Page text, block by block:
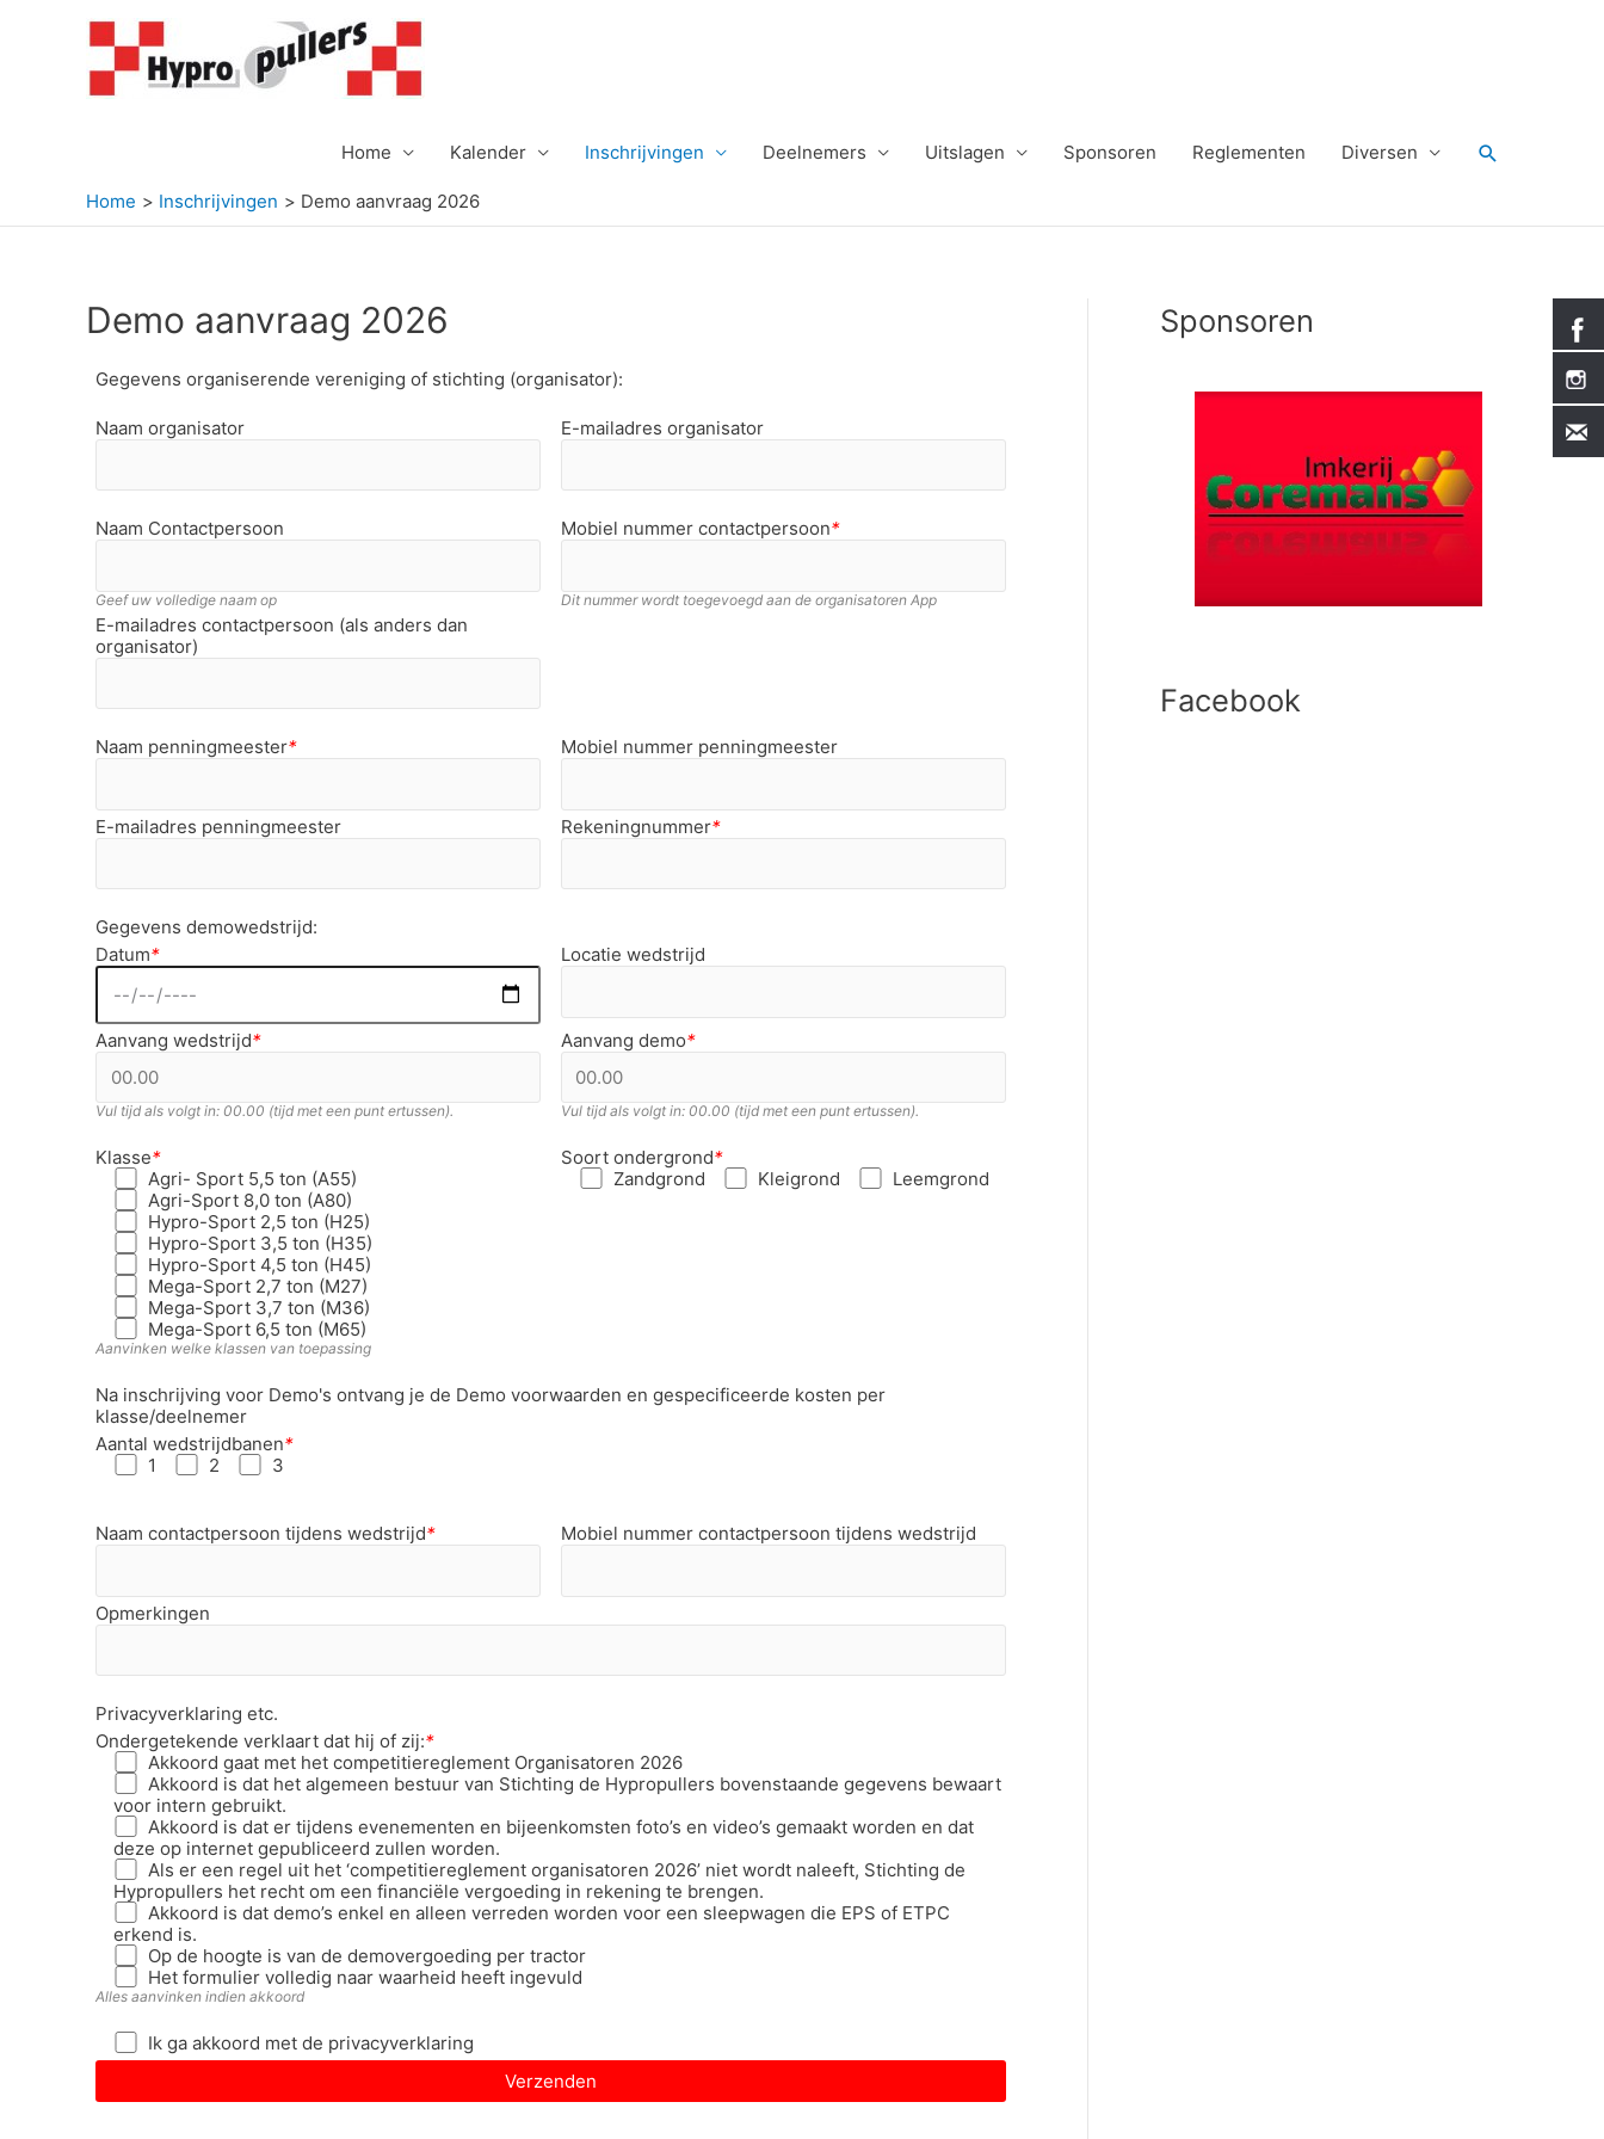
Home
Kalender Inschrijvingen Deelnemers Uitslagen Sponsoren Reglementen Diversen Zoeken
Home Inschrijvingen Demo aanvraag 2026
Demo aanvraag 2026
Gegevens organiserende vereniging of stichting (organisator):
Naam organisator E-mailadres organisator
Naam Contactpersoon
Geef uw volledige naam op
Mobiel nummer contactpersoon*
Dit nummer wordt toegevoegd aan de organisatoren App
E-mailadres contactpersoon (als anders dan
organisator)
Naam penningmeester* Mobiel nummer penningmeester
E-mailadres penningmeester Rekeningnummer*
Gegevens demowedstrijd:
Datum* Locatie wedstrijd
Aanvang wedstrijd*
Vul tijd als volgt in: 00.00 (tijd met een punt ertussen).
Aanvang demo*
Vul tijd als volgt in: 00.00 (tijd met een punt ertussen).
Klasse*
Agri- Sport 5,5 ton (A55)
Agri-Sport 8,0 ton (A80)
Hypro-Sport 2,5 ton (H25)
Hypro-Sport 3,5 ton (H35)
Hypro-Sport 4,5 ton (H45)
Mega-Sport 2,7 ton (M27)
Mega-Sport 3,7 ton (M36)
Mega-Sport 6,5 ton (M65)
Aanvinken welke klassen van toepassing
Soort ondergrond*
Zandgrond
Kleigrond Leemgrond
Na inschrijving voor Demo's ontvang je de Demo voorwaarden en gespecificeerde kosten per
klasse/deelnemer
Aantal wedstrijdbanen*
1
2 3
Naam contactpersoon tijdens wedstrijd* Mobiel nummer contactpersoon tijdens wedstrijd
Opmerkingen
Privacyverklaring etc.
Ondergetekende verklaart dat hij of zij:*
Akkoord gaat met het competitiereglement Organisatoren 2026
Akkoord is dat het algemeen bestuur van Stichting de Hypropullers bovenstaande gegevens bewaart
voor intern gebruikt.
Akkoord is dat er tijdens evenementen en bijeenkomsten foto’s en video’s gemaakt worden en dat
deze op internet gepubliceerd zullen worden.
Als er een regel uit het ‘competitiereglement organisatoren 2026’ niet wordt naleeft, Stichting de
Hypropullers het recht om een financiële vergoeding in rekening te brengen.
Akkoord is dat demo’s enkel en alleen verreden worden voor een sleepwagen die EPS of ETPC
erkend is.
Op de hoogte is van de demovergoeding per tractor
Het formulier volledig naar waarheid heeft ingevuld
Alles aanvinken indien akkoord
Ik ga akkoord met de privacyverklaring
Sponsoren
Facebook